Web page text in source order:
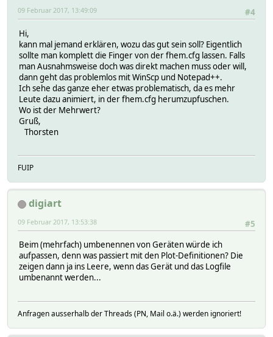
#4
09 Februar 2017, 13:49:09
Hi,
kann mal jemand erklären, wozu das gut sein soll? Eigentlich
sollte man komplett die Finger von der fhem.cfg lassen. Falls
man Ausnahmsweise doch was direkt machen muss oder will,
dann geht das problemlos mit WinScp und Notepad++.
Ich sehe das ganze eher etwas problematisch, da es mehr
Leute dazu animiert, in der fhem.cfg herumzupfuschen.
Wo ist der Mehrwert?
Gruß,
Thorsten
FUIP
digiart
#5
09 Februar 2017, 13:53:38
Beim (mehrfach) umbenennen von Geräten würde ich
aufpassen, denn was passiert mit den Plot-Definitionen? Die
zeigen dann ja ins Leere, wenn das Gerät und das Logfile
umbenannt werden...
Anfragen ausserhalb der Threads (PN, Mail o.ä.) werden ignoriert!